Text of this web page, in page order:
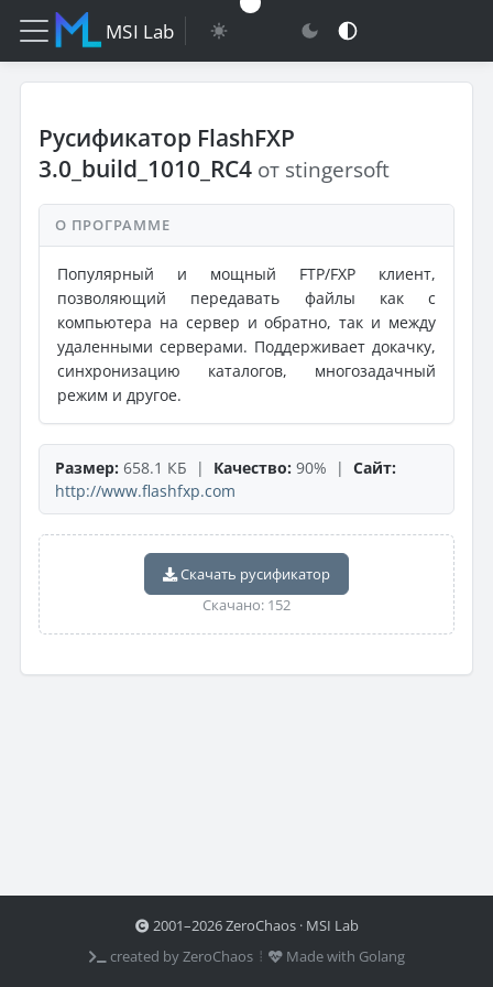
MSI Lab
Русификатор FlashFXP
3.0_build_1010_RC4 от stingersoft
О ПРОГРАММЕ
Популярный и мощный FTP/FXP клиент,
позволяющий передавать файлы как с
компьютера на сервер и обратно, так и между
удаленными серверами. Поддерживает докачку,
синхронизацию каталогов, многозадачный
режим и другое.
Размер: 658.1 КБ | Качество: 90% | Сайт:
http://www.flashfxp.com
Скачать русификатор
Скачано: 152
2001–2026 ZeroChaos · MSI Lab
created by ZeroChaos ⦙
Made with Golang